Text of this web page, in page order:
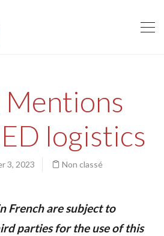
Mentions
logistics
3, 2023 Non classé
French are subject to
parties for the use of this